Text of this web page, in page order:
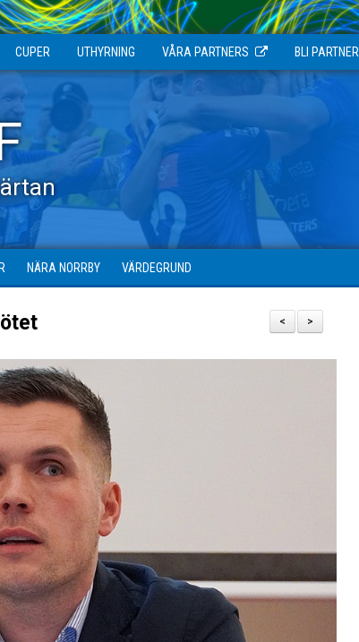
CUPER UTHYRNING VÅRA PARTNERS BLI PARTNER
NÄRA NORRBY VÄRDEGRUND
>
<